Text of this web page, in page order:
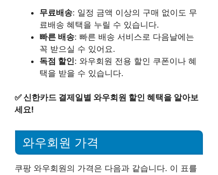
무료배송: 일정 금액 이상의 구매 없이도 무
료배송 혜택을 누릴 수 있습니다.
빠른 배송: 빠른 배송 서비스로 다음날에는
꼭 받으실 수 있어요.
독점 할인: 와우회원 전용 할인 쿠폰이나 혜
택을 받을 수 있습니다.
✅신한카드 결제일별 와우회원 할인 혜택을 알아보
세요!
와우회원 가격
쿠팡 와우회원의 가격은 다음과 같습니다. 이 표를